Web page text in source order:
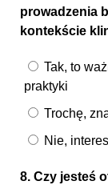
prowadzenia
kontekście
Tak, to
praktyki
Trochę,
Nie,
8. Czy jesteś